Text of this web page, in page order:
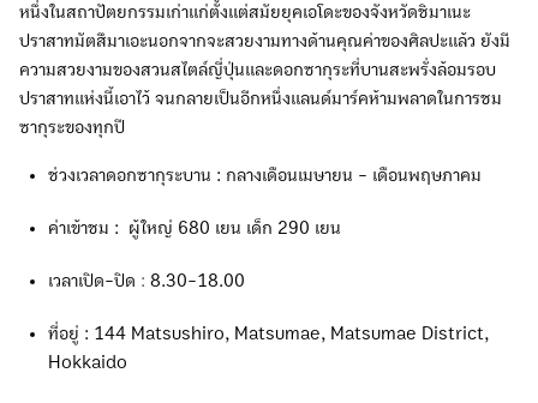
หนึ่งในสถาปัตยกรรมเก่าแก่ตั้งแต่สมัยยุคเอโดะของจังหวัดชิมาเนะ
ปราสาทมัตสึมาเอะนอกจากจะสวยงามทางด้านคุณค่าของศิลปะแล้ว ยังมี
ความสวยงามของสวนสไตล์ญี่ปุ่นและดอกซากุระที่บานสะพรั่งล้อมรอบ
ปราสาทแห่งนี้เอาไว้ จนกลายเป็นอีกหนึ่งแลนด์มาร์คห้ามพลาดในการชม
ซากุระของทุกปี
ช่วงเวลาดอกซากุระบาน : กลางเดือนเมษายน - เดือนพฤษภาคม
ค่าเข้าชม : ผู้ใหญ่ 680 เยน เด็ก 290 เยน
เวลาเปิด-ปิด : 8.30-18.00
ที่อยู่ : 144 Matsushiro, Matsumae, Matsumae District,
Hokkaido